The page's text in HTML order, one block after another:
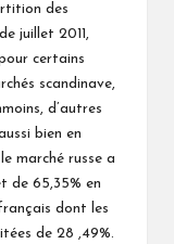
des
juillet 2011,
certains
scandinave,
d’autres
bien en
marché russe a
de 65,35% en
dont les
de 28 ,49%.